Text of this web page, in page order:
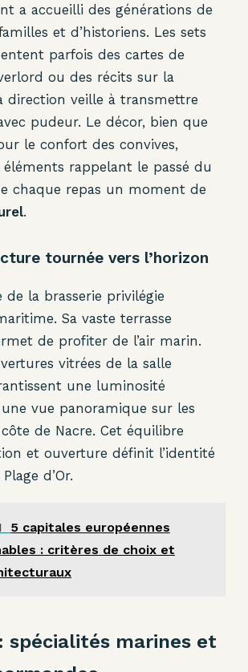
a accueilli des générations de
et d’historiens. Les sets
parfois des cartes de
ou des récits sur la
direction veille à transmettre
pudeur. Le décor, bien que
le confort des convives,
éléments rappelant le passé du
chaque repas un moment de
.
tournée vers l’horizon
de la brasserie privilégie
Sa vaste terrasse
de profiter de l’air marin.
vitrées de la salle
une luminosité
vue panoramique sur les
de Nacre. Cet équilibre
et ouverture définit l’identité
d’Or.
5 capitales européennes
: critères de choix et
spécialités marines et